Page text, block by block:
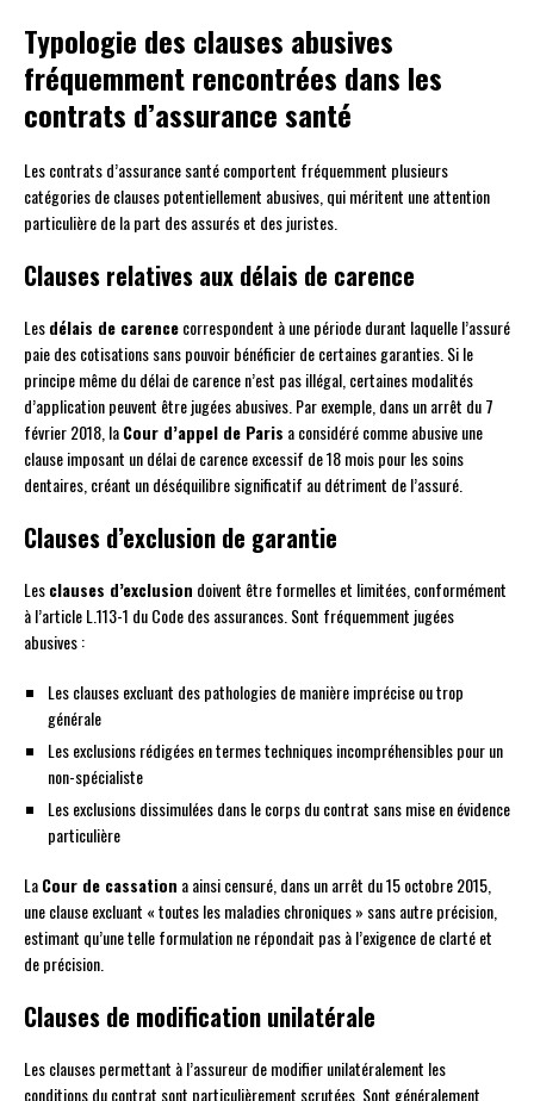
Typologie des clauses abusives
fréquemment rencontrées dans les
contrats d’assurance santé
Les contrats d’assurance santé comportent fréquemment plusieurs
catégories de clauses potentiellement abusives, qui méritent une attention
particulière de la part des assurés et des juristes.
Clauses relatives aux délais de carence
Lesdélais de carencecorrespondent à une période durant laquelle l’assuré
paie des cotisations sans pouvoir bénéficier de certaines garanties. Si le
principe même du délai de carence n’est pas illégal, certaines modalités
d’application peuvent être jugées abusives. Par exemple, dans un arrêt du 7
février 2018, laCour d’appel de Paris a considéré comme abusive une
clause imposant un délai de carence excessif de 18 mois pour les soins
dentaires, créant un déséquilibre significatif au détriment de l’assuré.
Clauses d’exclusion de garantie
Lesclauses d’exclusion doivent être formelles et limitées, conformément
à l’article L.113-1 du Code des assurances. Sont fréquemment jugées
abusives :
Les clauses excluant des pathologies de manière imprécise ou trop
générale
Les exclusions rédigées en termes techniques incompréhensibles pour un
non-spécialiste
Les exclusions dissimulées dans le corps du contrat sans mise en évidence
particulière
LaCour de cassation a ainsi censuré, dans un arrêt du 15 octobre 2015,
une clause excluant « toutes les maladies chroniques » sans autre précision,
estimant qu’une telle formulation ne répondait pas à l’exigence de clarté et
de précision.
Clauses de modification unilatérale
Les clauses permettant à l’assureur de modifier unilatéralement les
conditions du contrat sont particulièrement scrutées. Sont généralement